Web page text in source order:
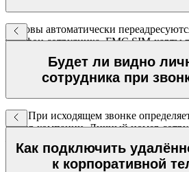
Вызовы автоматически
телефон сотрудника. FMC SIM-карты
Будет ли видно
сотрудника при
Нет. При исходящем звонке
номер компании. Личный номер
Как подключить
к корпоративной